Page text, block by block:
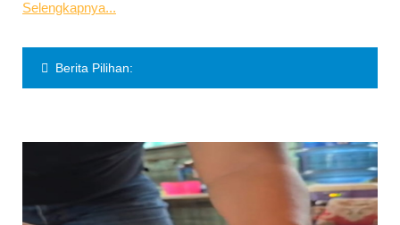
Selengkapnya...
Berita Pilihan: